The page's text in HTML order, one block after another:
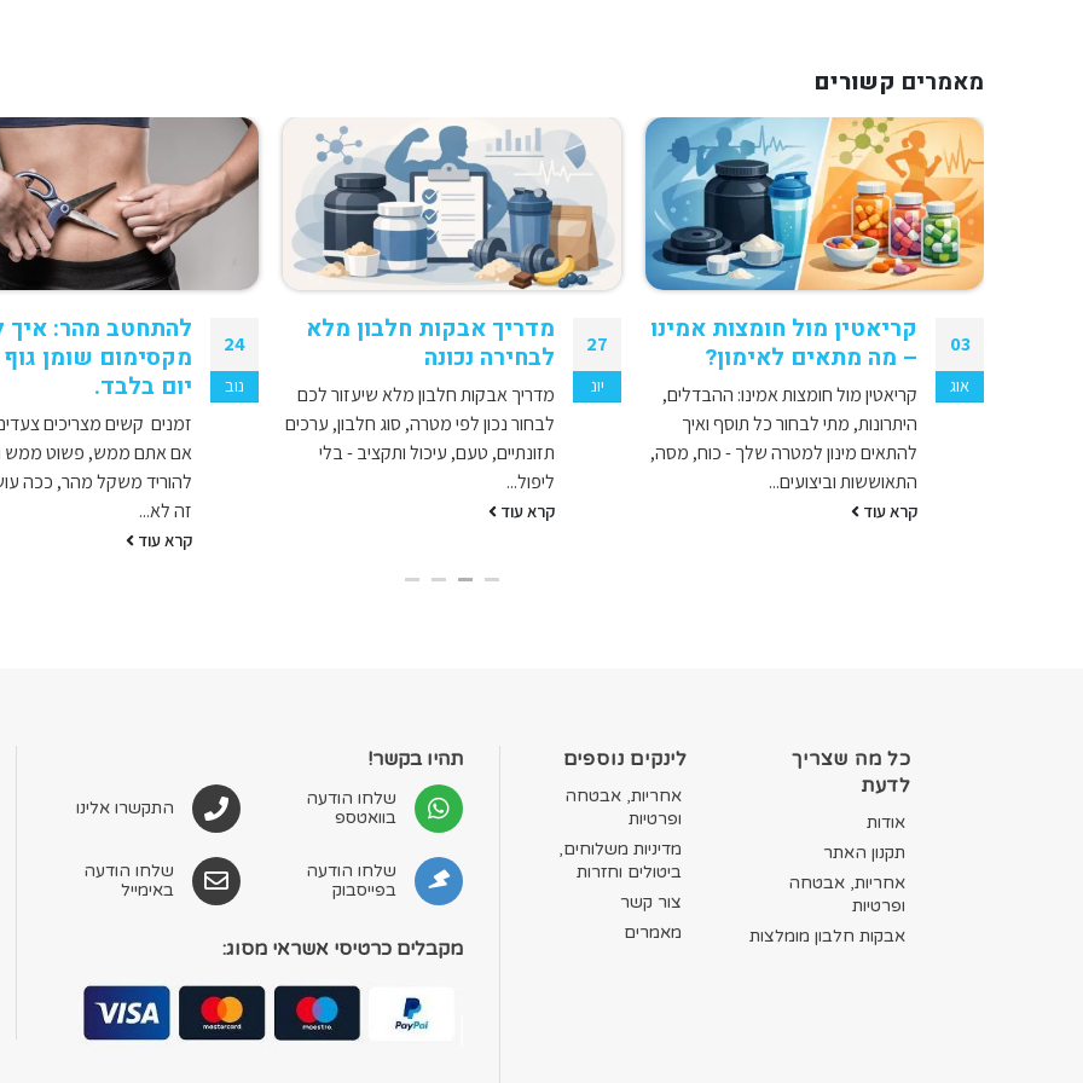
מאמרים קשורים
03
אוג
קריאטין מול חומצות אמינו
– מה מתאים לאימון?
קריאטין מול חומצות אמינו: ההבדלים,
היתרונות, מתי לבחור כל תוסף ואיך
להתאים מינון למטרה שלך - כוח, מסה,
התאוששות וביצועים...
קרא עוד
27
יונ
מדריך אבקות חלבון מלא
לבחירה נכונה
מדריך אבקות חלבון מלא שיעזור לכם
לבחור נכון לפי מטרה, סוג חלבון, ערכים
תזונתיים, טעם, עיכול ותקציב - בלי
ליפול...
קרא עוד
24
נוב
להתחטב מהר: איך
יום בלבד.
זמנים קשים מצריכים
אם אתם ממש, פשוט ממש
להוריד משקל מהר, ככה
זה לא...
קרא עוד
כל מה שצריך
לדעת
אודות
תקנון האתר
אחריות, אבטחה
ופרטיות
אבקות חלבון מומלצות
לינקים נוספים
אחריות, אבטחה
ופרטיות
מדיניות משלוחים,
ביטולים וחזרות
צור קשר
מאמרים
תהיו בקשר!
שלחו הודעה
בוואטספ
שלחו הודעה
בפייסבוק
התקשרו אלינו
שלחו הודעה
באימייל
מקבלים כרטיסי אשראי מסוג: